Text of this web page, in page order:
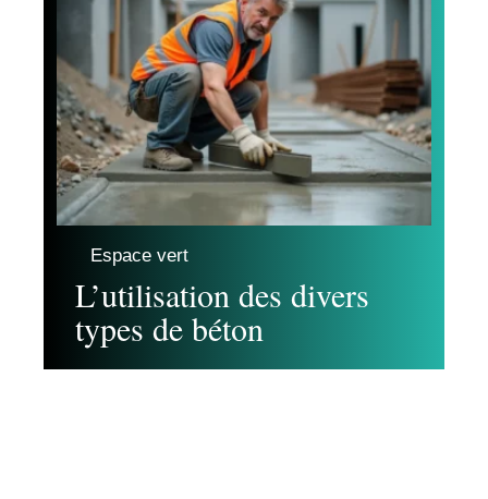
Espace vert
L’utilisation des divers
types de béton